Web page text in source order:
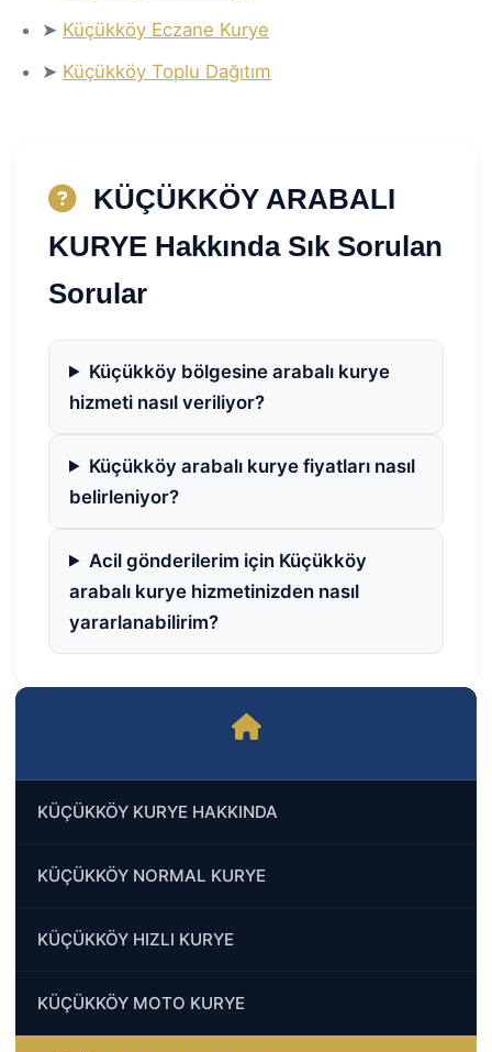
KÜÇÜKKÖY KURYE HAKKINDA
KÜÇÜKKÖY NORMAL KURYE
KÜÇÜKKÖY HIZLI KURYE
KÜÇÜKKÖY MOTO KURYE
➤ Küçükköy Eczane Kurye
➤ Küçükköy Toplu Dağıtım
KÜÇÜKKÖY ARABALI
KURYE Hakkında Sık Sorulan
Sorular
Küçükköy bölgesine arabalı kurye
hizmeti nasıl veriliyor?
Küçükköy arabalı kurye fiyatları nasıl
belirleniyor?
Acil gönderilerim için Küçükköy
arabalı kurye hizmetinizden nasıl
yararlanabilirim?